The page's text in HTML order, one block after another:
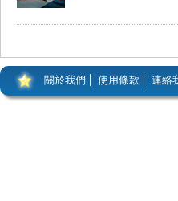
關於我們 使用條款 連絡